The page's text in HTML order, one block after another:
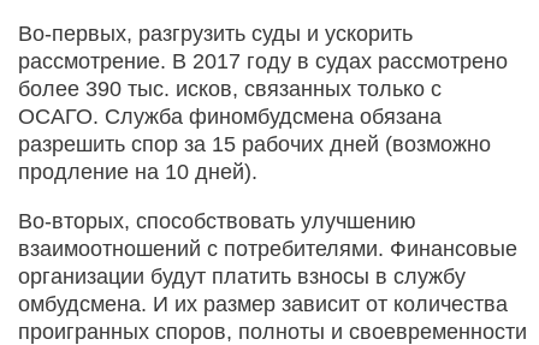
Во-первых, разгрузить суды и ускорить
рассмотрение. В 2017 году в судах рассмотрено
более 390 тыс. исков, связанных только с
ОСАГО. Служба финомбудсмена обязана
разрешить спор за 15 рабочих дней (возможно
продление на 10 дней).
Во-вторых, способствовать улучшению
взаимоотношений с потребителями. Финансовые
организации будут платить взносы в службу
омбудсмена. И их размер зависит от количества
проигранных споров, полноты и своевременности